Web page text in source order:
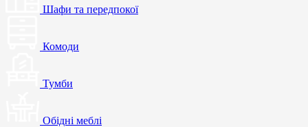
Шафи та передпокої
Комоди
Тумби
Обідні меблі